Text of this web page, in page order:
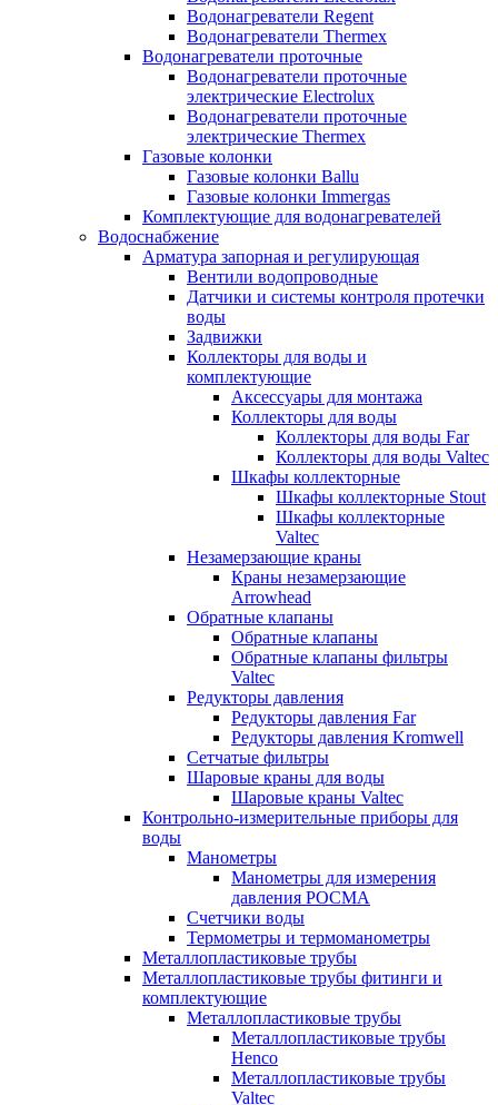
Водонагреватели Regent
Водонагреватели Thermex
Водонагреватели проточные
Водонагреватели проточные
электрические Electrolux
Водонагреватели проточные
электрические Thermex
Газовые колонки
Газовые колонки Ballu
Газовые колонки Immergas
Комплектующие для водонагревателей
Водоснабжение
Арматура запорная и регулирующая
Вентили водопроводные
Датчики и системы контроля протечки
воды
Задвижки
Коллекторы для воды и
комплектующие
Аксессуары для монтажа
Коллекторы для воды
Коллекторы для воды Far
Коллекторы для воды Valtec
Шкафы коллекторные
Шкафы коллекторные Stout
Шкафы коллекторные
Valtec
Незамерзающие краны
Краны незамерзающие
Arrowhead
Обратные клапаны
Обратные клапаны
Обратные клапаны фильтры
Valtec
Редукторы давления
Редукторы давления Far
Редукторы давления Kromwell
Сетчатые фильтры
Шаровые краны для воды
Шаровые краны Valtec
Контрольно-измерительные приборы для
воды
Манометры
Манометры для измерения
давления РОСМА
Счетчики воды
Термометры и термоманометры
Металлопластиковые трубы
Металлопластиковые трубы фитинги и
комплектующие
Металлопластиковые трубы
Металлопластиковые трубы
Henco
Металлопластиковые трубы
Valtec